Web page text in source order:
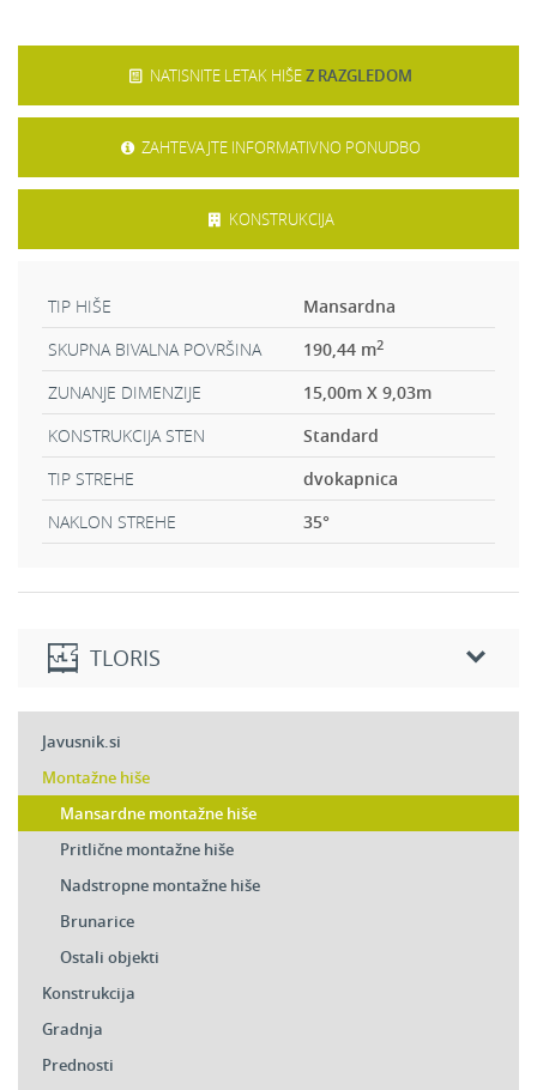
NATISNITE LETAK HIŠEZ RAZGLEDOM
ZAHTEVAJTE INFORMATIVNO PONUDBO
KONSTRUKCIJA
TIP HIŠE
Mansardna
SKUPNA BIVALNA POVRŠINA
190,44 m2
ZUNANJE DIMENZIJE
15,00m X 9,03m
KONSTRUKCIJA STEN
Standard
TIP STREHE
dvokapnica
NAKLON STREHE
35°
TLORIS
Javusnik.si
Montažne hiše
Mansardne montažne hiše
Pritlične montažne hiše
Nadstropne montažne hiše
Brunarice
Ostali objekti
Konstrukcija
Gradnja
Prednosti